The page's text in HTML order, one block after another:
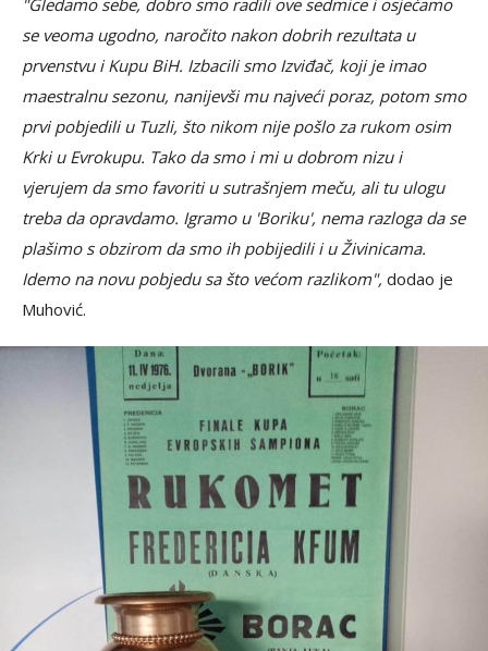
"Gledamo sebe, dobro smo radili ove sedmice i osjećamo
se veoma ugodno, naročito nakon dobrih rezultata u
prvenstvu i Kupu BiH. Izbacili smo Izviđač, koji je imao
maestralnu sezonu, nanijevši mu najveći poraz, potom smo
prvi pobjedili u Tuzli, što nikom nije pošlo za rukom osim
Krki u Evrokupu. Tako da smo i mi u dobrom nizu i
vjerujem da smo favoriti u sutrašnjem meču, ali tu ulogu
treba da opravdamo. Igramo u 'Boriku', nema razloga da se
plašimo s obzirom da smo ih pobijedili i u Živinicama.
Idemo na novu pobjedu sa što većom razlikom", dodao je
Muhović.